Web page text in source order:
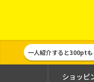
一人紹介すると300pt
ショッピ